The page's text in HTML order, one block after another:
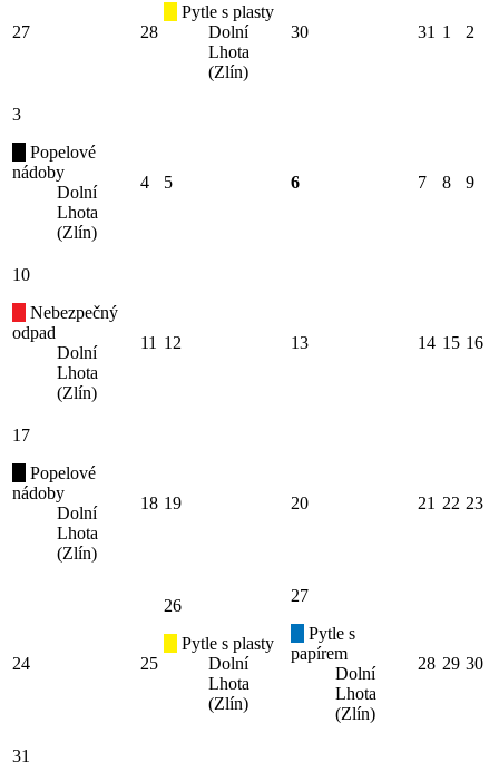
27 28
Pytle s plasty
Dolní
Lhota
(Zlín)
30 31 1 2
3
Popelové
nádoby
Dolní
Lhota
(Zlín)
4 5 6 7 8 9
10
Nebezpečný
odpad
Dolní
Lhota
(Zlín)
11 12 13 14 15 16
17
Popelové
nádoby
Dolní
Lhota
(Zlín)
18 19 20 21 22 23
24 25
26
Pytle s plasty
Dolní
Lhota
(Zlín)
27
Pytle s
papírem
Dolní
Lhota
(Zlín)
28 29 30
31